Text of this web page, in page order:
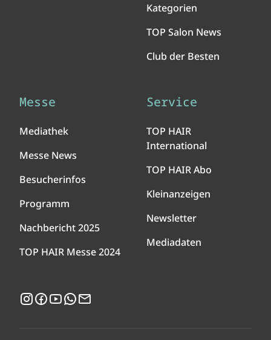
Kategorien
TOP Salon News
Club der Besten
Messe
Mediathek
Messe News
Besucherinfos
Programm
Nachbericht 2025
TOP HAIR Messe 2024
Service
TOP HAIR
International
TOP HAIR Abo
Kleinanzeigen
Newsletter
Mediadaten
Instagram
Facebook
YouTubeWhatsApp